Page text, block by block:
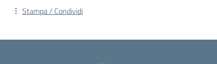
Stampa / Condividi